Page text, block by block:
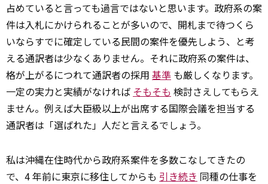
占めていると言っても過言ではないと思います。政府系の案
件は入札にかけられることが多いので、開札まで待つくら
いならすでに確定している民間の案件を優先しよう、と考
える通訳者は少なくありません。それに政府系の案件は、
格が上がるにつれて通訳者の採用 基準 も厳しくなります。
一定の実力と実績がなければ そもそも 検討さえしてもらえ
ません。例えば大臣級以上が出席する国際会議を担当する
通訳者は「選ばれた」人だと言えるでしょう。
私は沖縄在住時代から政府系案件を多数こなしてきたの
で、4 年前に東京に移住してからも 引き続き 同種の仕事を